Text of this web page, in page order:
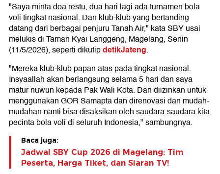
"Saya minta doa restu, dua hari lagi ada turnamen bola
voli tingkat nasional. Dan klub-klub yang bertanding
datang dari berbagai penjuru Tanah Air," kata SBY usai
melukis di Taman Kyai Langgeng, Magelang, Senin
(11/5/2026), seperti dikutipdetikJateng.
"Mereka klub-klub papan atas pada tingkat nasional.
Insyaallah akan berlangsung selama 5 hari dan saya
matur nuwun kepada Pak Wali Kota. Dan diizinkan untuk
menggunakan GOR Samapta dan direnovasi dan mudah-
mudahan nanti bisa disaksikan oleh saudara-saudara kita
pecinta bola voli di seluruh Indonesia," sambungnya.
Baca juga:
Jadwal SBY Cup 2026 di Magelang: Tim
Peserta, Harga Tiket, dan Siaran TV!